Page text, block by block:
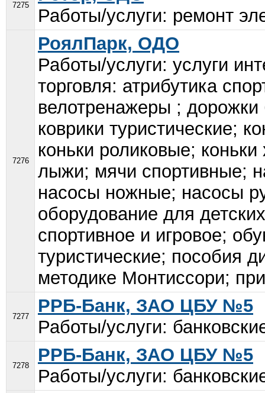
7275
Работы/услуги: ремонт
7276
РоялПарк, ОДО
Работы/услуги: услуги
торговля: атрибутика
велотренажеры ; дорожки
коврики туристические;
коньки роликовые;
лыжи; мячи спортивные;
насосы ножные; насосы
оборудование для
спортивное и игровое;
туристические; пособия
методике Монтиссори;
7277
РРБ-Банк, ЗАО ЦБУ №5
Работы/услуги:
7278
РРБ-Банк, ЗАО ЦБУ №5
Работы/услуги: